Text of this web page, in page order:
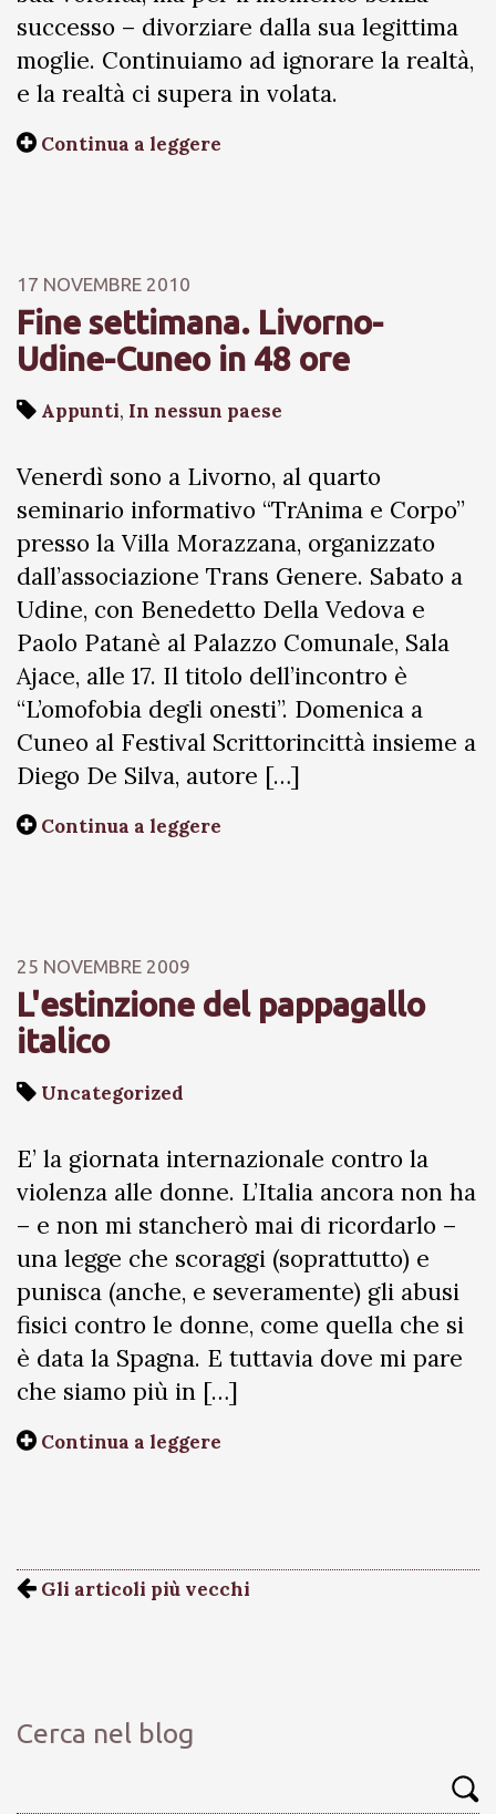
successo – divorziare dalla sua legittima
moglie. Continuiamo ad ignorare la realtà,
e la realtà ci supera in volata.
Continua a leggere
17 NOVEMBRE 2010
Fine settimana. Livorno-
Udine-Cuneo in 48 ore
Appunti, In nessun paese
Venerdì sono a Livorno, al quarto
seminario informativo “TrAnima e Corpo”
presso la Villa Morazzana, organizzato
dall’associazione Trans Genere. Sabato a
Udine, con Benedetto Della Vedova e
Paolo Patanè al Palazzo Comunale, Sala
Ajace, alle 17. Il titolo dell’incontro è
“L’omofobia degli onesti”. Domenica a
Cuneo al Festival Scrittorincittà insieme a
Diego De Silva, autore […]
Continua a leggere
25 NOVEMBRE 2009
L'estinzione del pappagallo
italico
Uncategorized
E’ la giornata internazionale contro la
violenza alle donne. L’Italia ancora non ha
– e non mi stancherò mai di ricordarlo –
una legge che scoraggi (soprattutto) e
punisca (anche, e severamente) gli abusi
fisici contro le donne, come quella che si
è data la Spagna. E tuttavia dove mi pare
che siamo più in […]
Continua a leggere
Gli articoli più vecchi
Cerca nel blog